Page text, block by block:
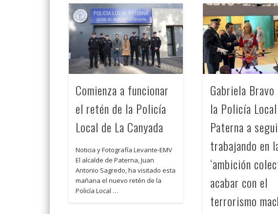
Comienza a funcionar
el retén de la Policía
Local de La Canyada
Noticia y Fotografía Levante-EMV
El alcalde de Paterna, Juan
Antonio Sagredo, ha visitado esta
mañana el nuevo retén de la
Policía Local …
Gabriela
la Policía
Paterna a
trabajando en
‘ambición
acabar con el
terrorismo